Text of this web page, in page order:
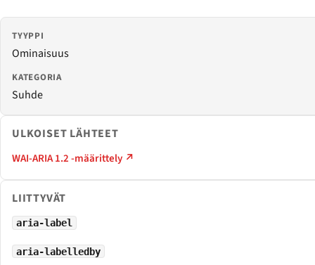
TYYPPI
Ominaisuus
KATEGORIA
Suhde
ULKOISET LÄHTEET
WAI-ARIA 1.2 -määrittely ↗
LIITTYVÄT
aria-label
aria-labelledby